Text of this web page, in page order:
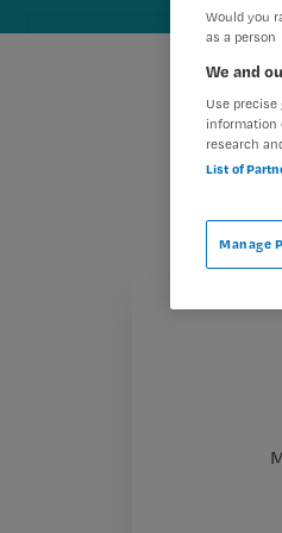
Would you
as a person
We and
Use
information
research
List of
Manage